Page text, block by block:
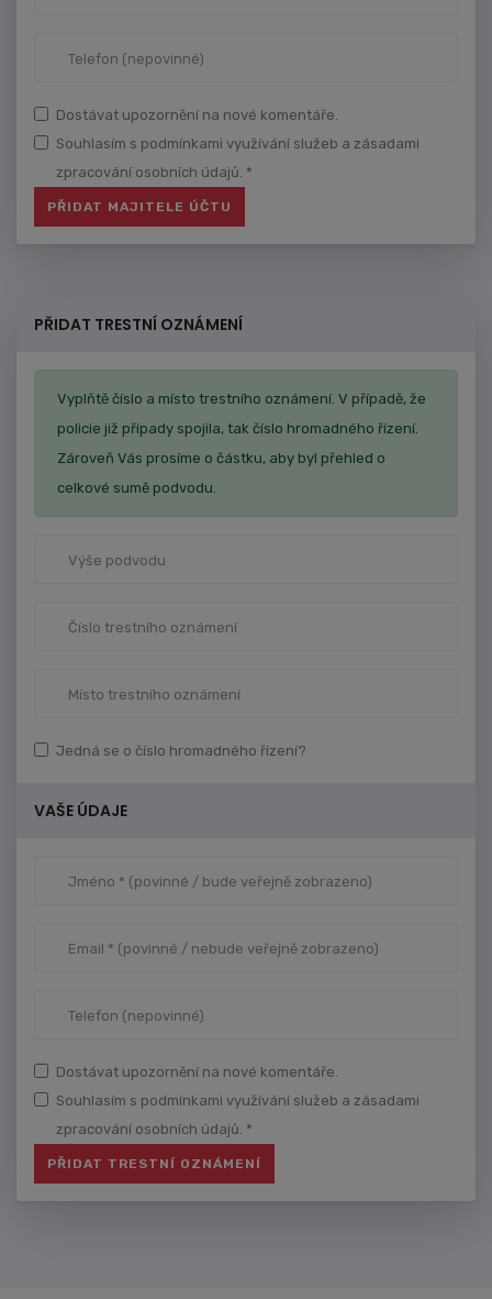
Dostávat upozornění na nové komentáře.
Souhlasím s podmínkami využívání služeb a zásadami
zpracování osobních údajů. *
PŘIDAT TRESTNÍ OZNÁMENÍ
Vyplňtě číslo a místo trestního oznámení. V případě, že
policie již případy spojila, tak číslo hromadného řízení.
Zároveň Vás prosíme o částku, aby byl přehled o
celkové sumě podvodu.
Jedná se o číslo hromadného řízení?
VAŠE ÚDAJE
Dostávat upozornění na nové komentáře.
Souhlasím s podmínkami využívání služeb a zásadami
zpracování osobních údajů. *